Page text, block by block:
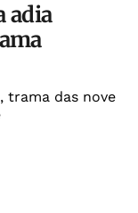
adia
trama das nove